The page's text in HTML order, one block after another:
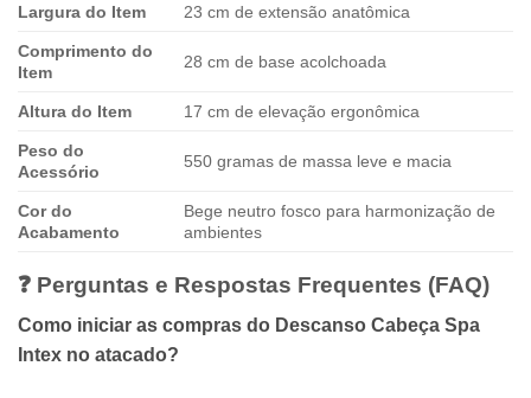
Largura do Item 23 cm de extensão anatômica
Comprimento do
Item
28 cm de base acolchoada
Altura do Item 17 cm de elevação ergonômica
Peso do
Acessório
550 gramas de massa leve e macia
Cor do
Acabamento
Bege neutro fosco para harmonização de
ambientes
❓ Perguntas e Respostas Frequentes (FAQ)
Como iniciar as compras do Descanso Cabeça Spa
Intex no atacado?